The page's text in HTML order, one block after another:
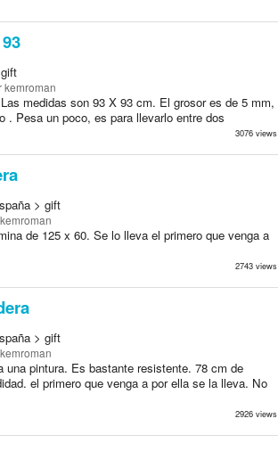
kemroman
medidas son 93 X 93 cm. El grosor es de 5 mm,
. Pesa un poco, es para llevarlo entre dos
3076 views
> gift
de 125 x 60. Se lo lleva el primero que venga a
2743 views
> gift
una pintura. Es bastante resistente. 78 cm de
el primero que venga a por ella se la lleva. No
2926 views